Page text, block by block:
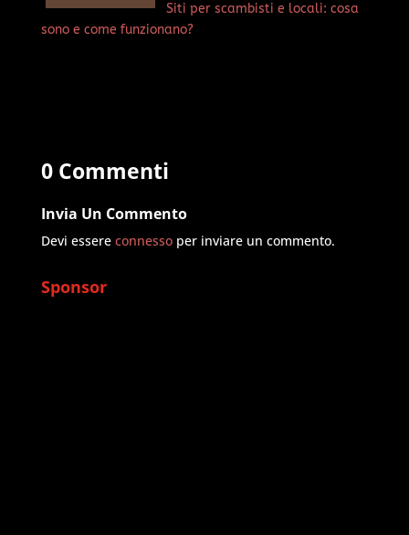
Siti per scambisti e locali: cosa
sono e come funzionano?
0 Commenti
Invia Un Commento
Devi essere connessoper inviare un commento.
Sponsor